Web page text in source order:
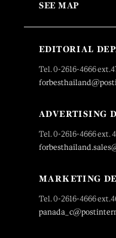
SEE MAP
EDITORIAL
Tel. 0-2616-4666
ADVERTISING
Tel. 0-2616-4666 ext.
MARKETING
Tel. 0-2616-4666